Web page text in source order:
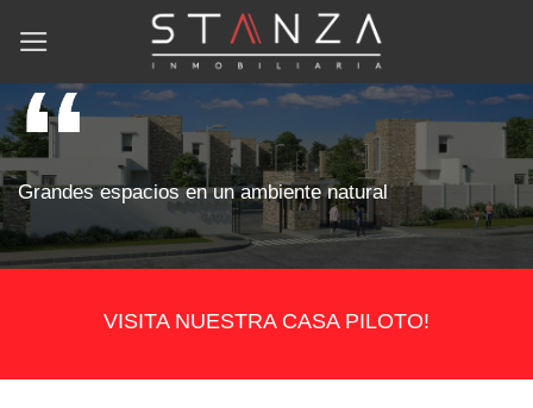
content
Grandes espacios en un ambiente natural
VISITA NUESTRA CASA PILOTO!